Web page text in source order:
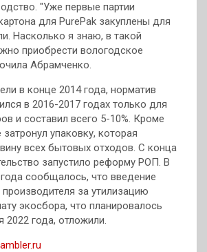
"Уже первые партии
для PurePak закуплены для
Насколько я знаю, в такой
приобрести вологодское
Абрамченко.
в конце 2014 года, норматив
в 2016-2017 годах только для
и составил всего 5-10%. Кроме
упаковку, которая
всех бытовых отходов. С конца
запустило реформу РОП. В
сообщалось, что введение
производителя за утилизацию
экосбора, что планировалось
2022 года, отложили.